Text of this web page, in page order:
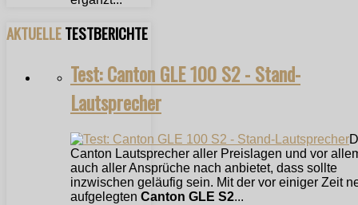
AKTUELLETESTBERICHTE
Test: Canton GLE 100 S2 - Stand-
Lautsprecher
Canton Lautsprecher aller Preislagen und vor
auch aller Ansprüche nach anbietet, dass sollte
inzwischen geläufig sein. Mit der vor einiger Zeit
aufgelegten Canton GLE S2...